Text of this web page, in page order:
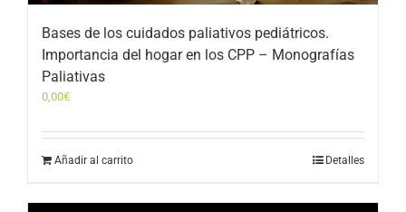
Bases de los cuidados paliativos pediátricos.
Importancia del hogar en los CPP – Monografías
Paliativas
0,00€
Añadir al carrito Detalles